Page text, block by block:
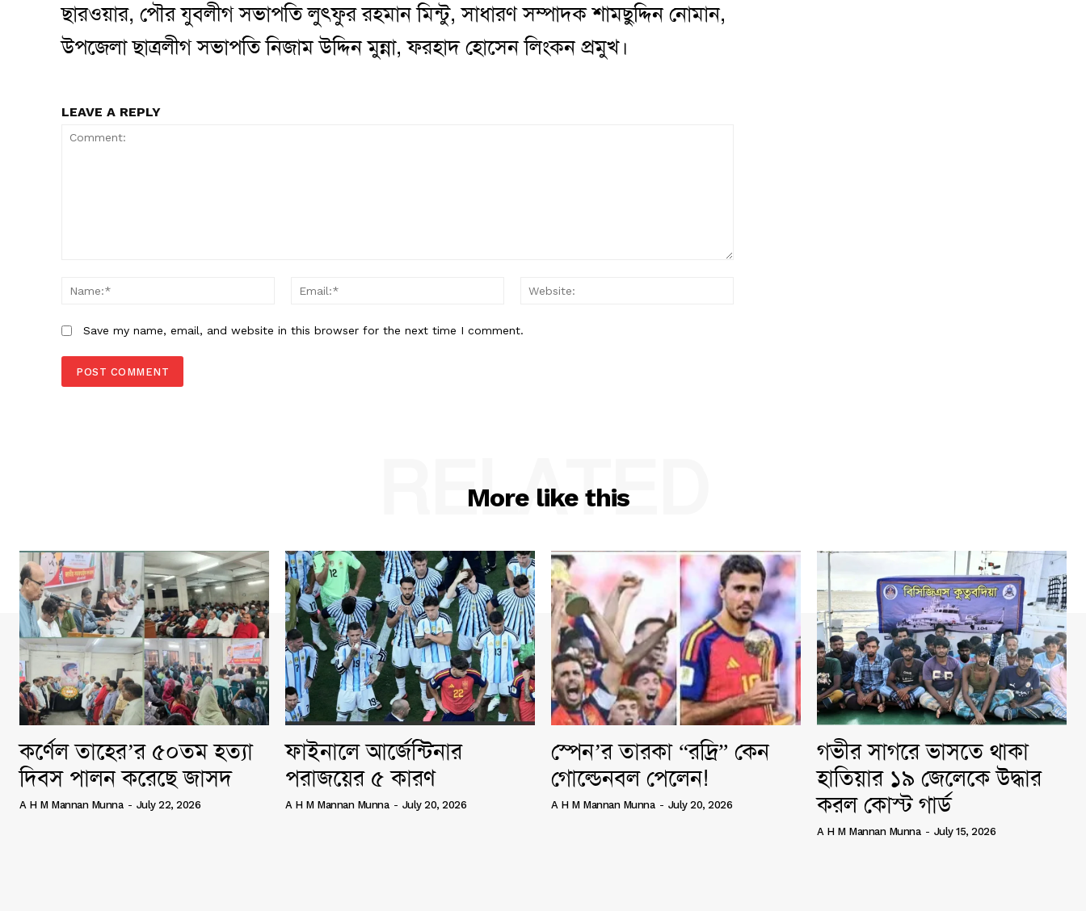
ছারওয়ার, পৌর যুবলীগ সভাপতি লুৎফুর রহমান মিন্টু, সাধারণ সম্পাদক শামছুদ্দিন নোমান,
উপজেলা ছাত্রলীগ সভাপতি নিজাম উদ্দিন মুন্না, ফরহাদ হোসেন লিংকন প্রমুখ।
LEAVE A REPLY
Name:* Email:*
Save my name, email, and website in this browser for the next time I comment.
More like this
RELATED
কর্ণেল তাহের’র ৫০তম হত্যা
দিবস পালন করেছে জাসদ
A H M Mannan Munna - July 22, 2026
ফাইনালে আর্জেন্টিনার
পরাজয়ের ৫ কারণ
A H M Mannan Munna - July 20, 2026
স্পেন’র তারকা “রদ্রি” কেন
গোল্ডেনবল পেলেন!
A H M Mannan Munna - July 20, 2026
গভীর সাগরে ভাসতে থাকা
হাতিয়ার ১৯ জেলেকে উদ্ধার
করল কোস্ট গার্ড
A H M Mannan Munna - July 15, 2026